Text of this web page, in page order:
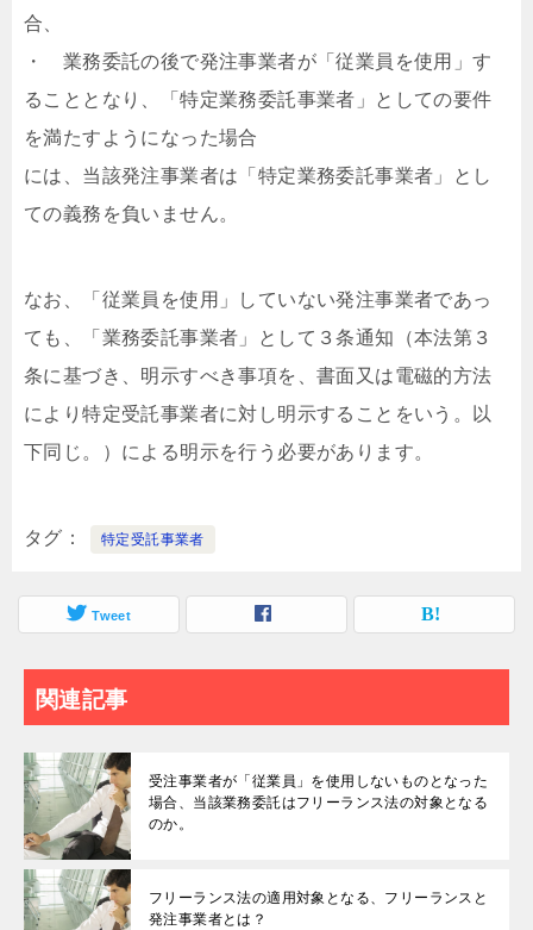
合、
・ 業務委託の後で発注事業者が「従業員を使用」す
ることとなり、「特定業務委託事業者」としての要件
を満たすようになった場合
には、当該発注事業者は「特定業務委託事業者」とし
ての義務を負いません。
なお、「従業員を使用」していない発注事業者であっ
ても、「業務委託事業者」として３条通知（本法第３
条に基づき、明示すべき事項を、書面又は電磁的方法
により特定受託事業者に対し明示することをいう。以
下同じ。）による明示を行う必要があります。
タグ 特定受託事業者
Tweet
関連記事
受注事業者が「従業員」を使用しないものとなった
場合、当該業務委託はフリーランス法の対象となる
のか。
フリーランス法の適用対象となる、フリーランスと
発注事業者とは？